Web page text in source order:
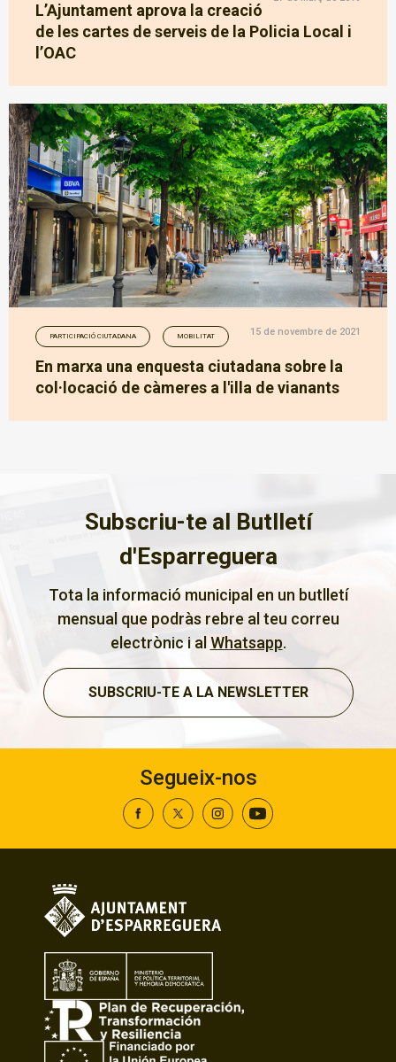
L’Ajuntament aprova la creació
de les cartes de serveis de la Policia Local i
l’OAC
PARTICIPACIÓ CIUTADANA MOBILITAT 15 de novembre de 2021
En marxa una enquesta ciutadana sobre la
col·locació de càmeres a l'illa de vianants
Subscriu-te al Butlletí
d'Esparreguera
Tota la informació municipal en un butlletí
mensual que podràs rebre al teu correu
electrònic i alWhatsapp.
SUBSCRIU-TE A LA NEWSLETTER
Segueix-nos